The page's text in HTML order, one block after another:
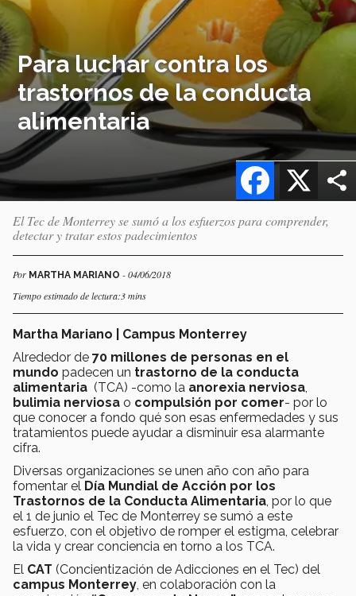
Para luchar contra los
trastornos de la conducta
alimentaria
X
Facebook
El Tec de Monterrey se sumó a los esfuerzos para comprender,
detectar y tratar estos padecimientos
Por MARTHA MARIANO - 04/06/2018
Tiempo estimado de lectura:3 mins
Martha Mariano | Campus Monterrey
Alrededor de 70 millones de personas en el
mundo padecen un trastorno de la conducta
alimentaria (TCA) -como la anorexia nerviosa
bulimia nerviosa o compulsión por comer- por lo
que conocer a fondo qué son esas enfermedades y sus
tratamientos puede ayudar a disminuir esa alarmante
cifra.
Diversas organizaciones se unen año con año para
fomentar el Día Mundial de Acción por los
Trastornos de la Conducta Alimentaria , por lo que
el 1 de junio el Tec de Monterrey se sumó a este
esfuerzo, con el objetivo de romper el estigma, celebrar
la vida y crear conciencia en torno a los TCA.
El CAT (Concientización de Adicciones en el Tec) del
campus Monterrey , en colaboración con la